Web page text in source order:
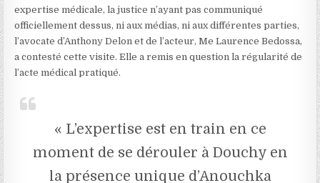
expertise médicale, la justice n’ayant pas communiqué
officiellement dessus, ni aux médias, ni aux différentes parties,
l’avocate d’Anthony Delon et de l’acteur, Me Laurence Bedossa,
a contesté cette visite. Elle a remis en question la régularité de
l’acte médical pratiqué.
« L’expertise est en train en ce
moment de se dérouler à Douchy en
la présence unique d’Anouchka